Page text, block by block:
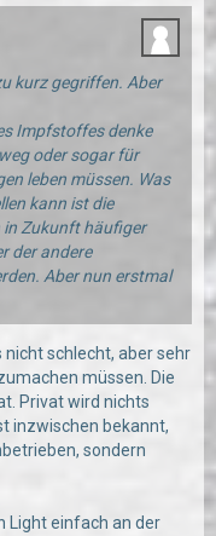
kurz gegriffen. Aber
Impfstoffes denke
oder sogar für
leben müssen. Was
kann ist die
in Zukunft häufiger
der andere
Aber nun erstmal
nicht schlecht, aber sehr
müssen. Die
Privat wird nichts
inzwischen bekannt,
sondern
Light einfach an der